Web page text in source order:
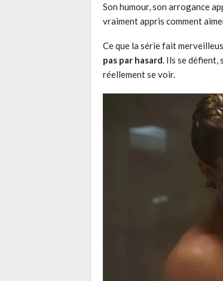
Son humour, son arrogance
vraiment appris comment
Ce que la série fait
pas par hasard. Ils se défient,
réellement se voir.